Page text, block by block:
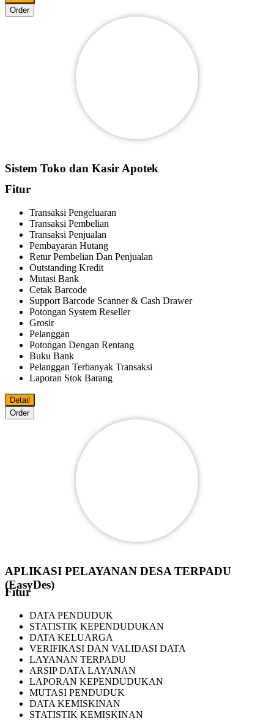
Order
Sistem Toko dan Kasir Apotek
Fitur
Transaksi Pengeluaran
Transaksi Pembelian
Transaksi Penjualan
Pembayaran Hutang
Retur Pembelian Dan Penjualan
Outstanding Kredit
Mutasi Bank
Cetak Barcode
Support Barcode Scanner & Cash Drawer
Potongan System Reseller
Grosir
Pelanggan
Potongan Dengan Rentang
Buku Bank
Pelanggan Terbanyak Transaksi
Laporan Stok Barang
Detail
Order
APLIKASI PELAYANAN DESA TERPADU
(EasyDes)
Fitur
DATA PENDUDUK
STATISTIK KEPENDUDUKAN
DATA KELUARGA
VERIFIKASI DAN VALIDASI DATA
LAYANAN TERPADU
ARSIP DATA LAYANAN
LAPORAN KEPENDUDUKAN
MUTASI PENDUDUK
DATA KEMISKINAN
STATISTIK KEMISKINAN